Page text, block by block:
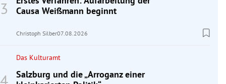
Causa Weißmann beginnt
Christoph Silber07.08.2026
Das Kulturamt
Salzburg und die „Arroganz einer